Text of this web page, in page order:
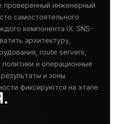
проверенный инженерный
самостоятельного
компонента IX. SNS-
архитектуру,
route servers,
и операционные
и зоны
фиксируются на этапе